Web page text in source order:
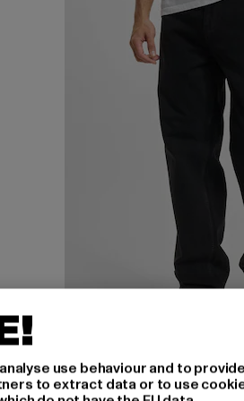
KARL KANI
use behaviour and to provide
to extract data or to use